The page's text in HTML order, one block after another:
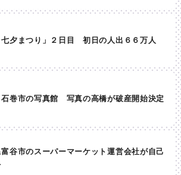
七夕まつり」２日目 初日の人出６６万人
石巻市の写真館 写真の高橋が破産開始決定
谷市のスーパーマーケット運営会社が自己